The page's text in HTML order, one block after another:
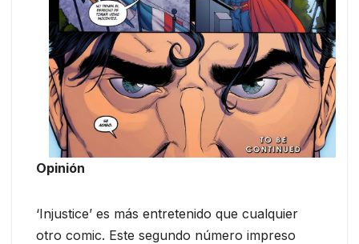
Opinión
‘Injustice’ es más entretenido que cualquier
otro comic. Este segundo número impreso